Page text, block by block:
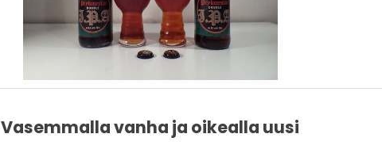
Vasemmalla vanha ja oikealla uusi